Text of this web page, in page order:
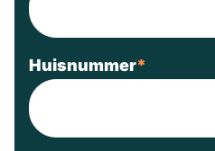
Huisnummer*